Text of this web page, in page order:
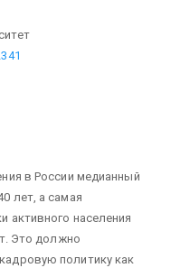
в России медианный
лет, а самая
активного населения
Это должно
политику как